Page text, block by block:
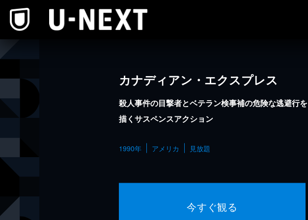
カナディアン・エクスプレス
殺人事件の目撃者とベテラン検事補の危険な逃避行を
描くサスペンスアクション
1990年 アメリカ 見放題
今すぐ観る